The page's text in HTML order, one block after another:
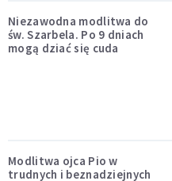
Niezawodna modlitwa do
św. Szarbela. Po 9 dniach
mogą dziać się cuda
Modlitwa ojca Pio w
trudnych i beznadziejnych